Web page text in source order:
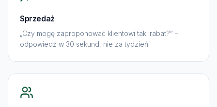
Sprzedaż
„Czy mogę zaproponować klientowi taki rabat?” –
odpowiedź w 30 sekund, nie za tydzień.